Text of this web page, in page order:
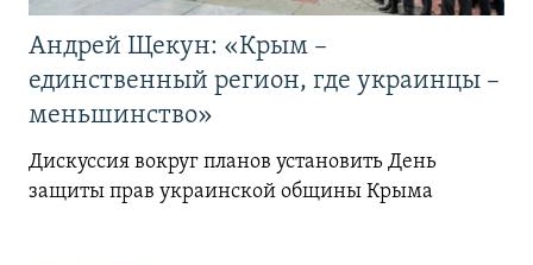
Андрей Щекун: «Крым –
единственный регион, где украинцы –
меньшинство»
Дискуссия вокруг планов установить День
защиты прав украинской общины Крыма